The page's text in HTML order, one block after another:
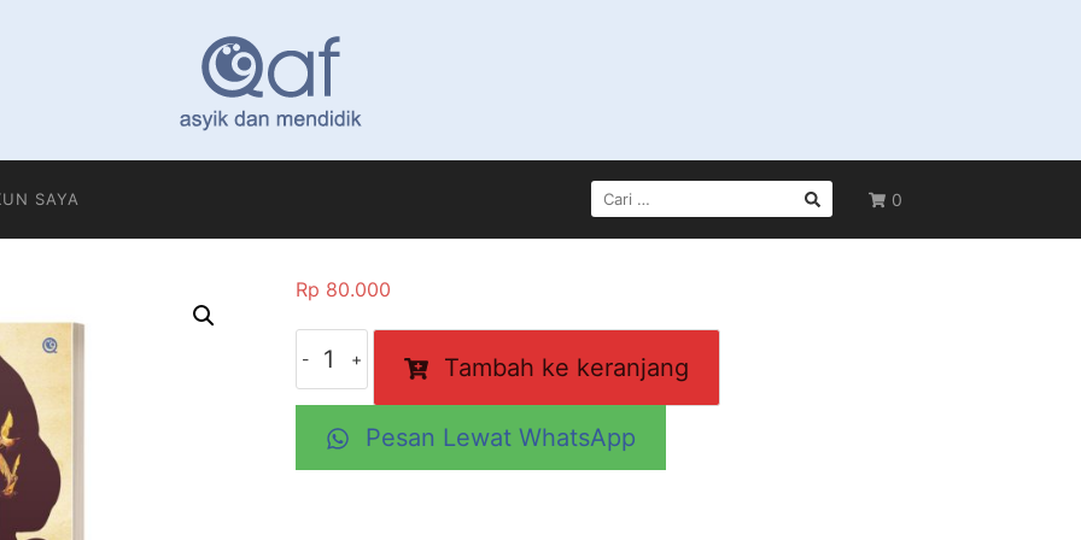
0
SAYA
CARI
UNTUK:
Rp 80.000
Tawanan
Benteng
Lapis
Tambah ke keranjang
Pesan Lewat WhatsApp